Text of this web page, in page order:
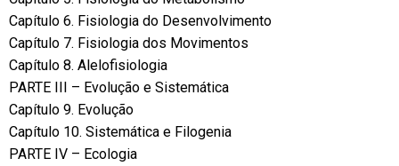
Capítulo 6. Fisiologia do Desenvolvimento
Capítulo 7. Fisiologia dos Movimentos
Capítulo 8. Alelofisiologia
PARTE III – Evolução e Sistemática
Capítulo 9. Evolução
Capítulo 10. Sistemática e Filogenia
PARTE IV – Ecologia